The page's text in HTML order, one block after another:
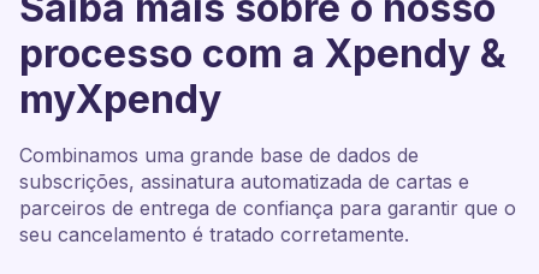
processo com a Xpendy &
myXpendy
Combinamos uma grande base de dados de
subscrições, assinatura automatizada de cartas e
parceiros de entrega de confiança para garantir que o
seu cancelamento é tratado corretamente.